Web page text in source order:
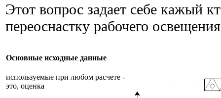
Этот вопрос задает себе кажый
переоснастку рабочего
Основные исходные данные
используемые при любом расчете -
это, оценка